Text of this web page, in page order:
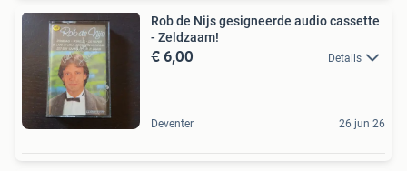
Rob de Nijs gesigneerde audio cassette
- Zeldzaam!
€ 6,00 Details
Deventer 26 jun 26